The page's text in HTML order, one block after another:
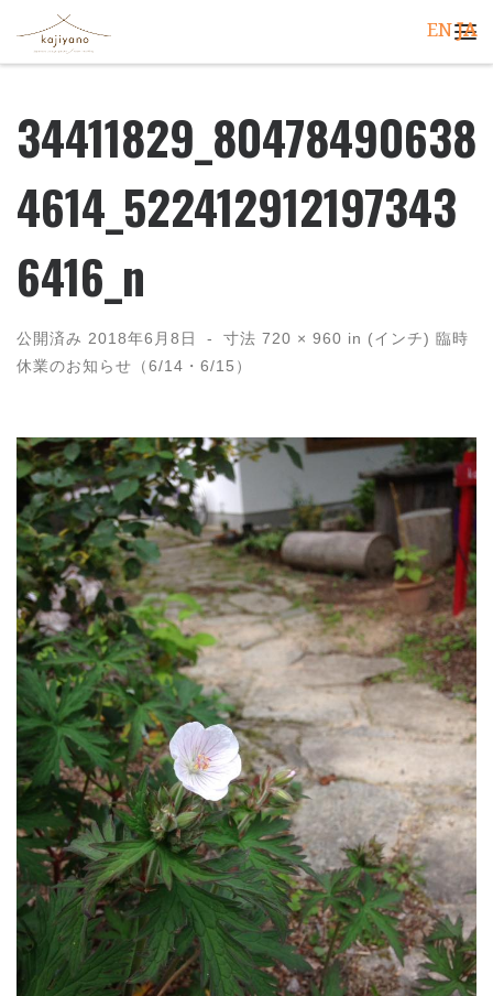
コンテンツへスキップ
34411829_80478490638
4614_522412912197343
6416_n
公開済み 2018年6月8日 - 寸法 720 × 960 in (インチ) 臨時
休業のお知らせ（6/14・6/15）
画像ナビゲーション
EN JA